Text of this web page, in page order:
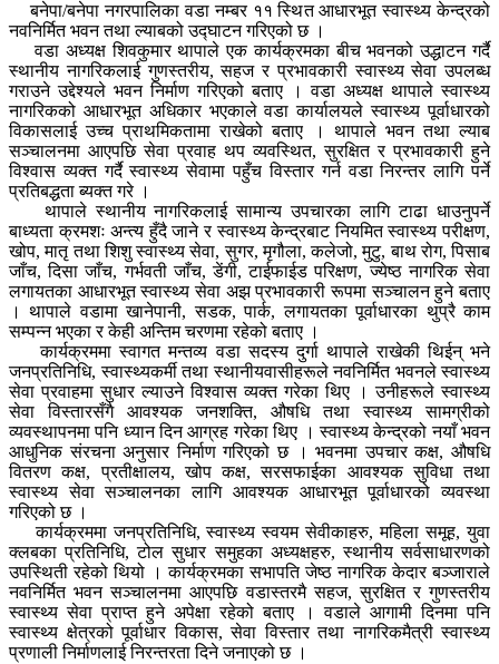
बनेपा/बनेपा नगरपालिका वडा नम्बर ११ स्थित आधारभूत स्वास्थ्य केन्द्रको
नवनिर्मित भवन तथा ल्याबको उद्घाटन गरिएको छ ।
वडा अध्यक्ष शिवकुमार थापाले एक कार्यक्रमका बीच भवनको उद्धाटन गर्दै
स्थानीय नागरिकलाई गुणस्तरीय, सहज र प्रभावकारी स्वास्थ्य सेवा उपलब्ध
गराउने उद्देश्यले भवन निर्माण गरिएको बताए । वडा अध्यक्ष थापाले स्वास्थ्य
नागरिकको आधारभूत अधिकार भएकाले वडा कार्यालयले स्वास्थ्य पूर्वाधारको
विकासलाई उच्च प्राथमिकतामा राखेको बताए । थापाले भवन तथा ल्याब
सञ्चालनमा आएपछि सेवा प्रवाह थप व्यवस्थित, सुरक्षित र प्रभावकारी हुने
विश्वास व्यक्त गर्दै स्वास्थ्य सेवामा पहुँच विस्तार गर्न वडा निरन्तर लागि पर्ने
प्रतिबद्धता ब्यक्त गरे ।
थापाले स्थानीय नागरिकलाई सामान्य उपचारका लागि टाढा धाउनुपर्ने
बाध्यता क्रमशः अन्त्य हुँदै जाने र स्वास्थ्य केन्द्रबाट नियमित स्वास्थ्य परीक्षण,
खोप, मातृ तथा शिशु स्वास्थ्य सेवा, सुगर, मृगौला, कलेजो, मुटु, बाथ रोग, पिसाब
जाँच, दिसा जाँच, गर्भवती जाँच, डेंगी, टाईफाईड परिक्षण, ज्येष्ठ नागरिक सेवा
लगायतका आधारभूत स्वास्थ्य सेवा अझ प्रभावकारी रूपमा सञ्चालन हुने बताए
। थापाले वडामा खानेपानी, सडक, पार्क, लगायतका पूर्वाधारका थुप्रै काम
सम्पन्न भएका र केही अन्तिम चरणमा रहेको बताए ।
कार्यक्रममा स्वागत मन्तव्य वडा सदस्य दुर्गा थापाले राखेकी थिईन् भने
जनप्रतिनिधि, स्वास्थ्यकर्मी तथा स्थानीयवासीहरूले नवनिर्मित भवनले स्वास्थ्य
सेवा प्रवाहमा सुधार ल्याउने विश्वास व्यक्त गरेका थिए । उनीहरूले स्वास्थ्य
सेवा विस्तारसँगै आवश्यक जनशक्ति, औषधि तथा स्वास्थ्य सामग्रीको
व्यवस्थापनमा पनि ध्यान दिन आग्रह गरेका थिए । स्वास्थ्य केन्द्रको नयाँ भवन
आधुनिक संरचना अनुसार निर्माण गरिएको छ । भवनमा उपचार कक्ष, औषधि
वितरण कक्ष, प्रतीक्षालय, खोप कक्ष, सरसफाईका आवश्यक सुविधा तथा
स्वास्थ्य सेवा सञ्चालनका लागि आवश्यक आधारभूत पूर्वाधारको व्यवस्था
गरिएको छ ।
कार्यक्रममा जनप्रतिनिधि, स्वास्थ्य स्वयम सेवीकाहरु, महिला समूह, युवा
क्लबका प्रतिनिधि, टोल सुधार समुहका अध्यक्षहरु, स्थानीय सर्वसाधारणको
उपस्थिती रहेको थियो । कार्यक्रमका सभापति जेष्ठ नागरिक केदार बञ्जाराले
नवनिर्मित भवन सञ्चालनमा आएपछि वडास्तरमै सहज, सुरक्षित र गुणस्तरीय
स्वास्थ्य सेवा प्राप्त हुने अपेक्षा रहेको बताए । वडाले आगामी दिनमा पनि
स्वास्थ्य क्षेत्रको पूर्वाधार विकास, सेवा विस्तार तथा नागरिकमैत्री स्वास्थ्य
प्रणाली निर्माणलाई निरन्तरता दिने जनाएको छ ।